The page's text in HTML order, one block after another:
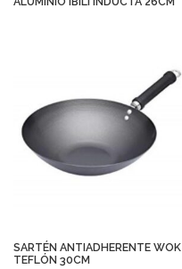
SARTÉN ANTIADHERENTE WOK
TEFLÓN 30CM